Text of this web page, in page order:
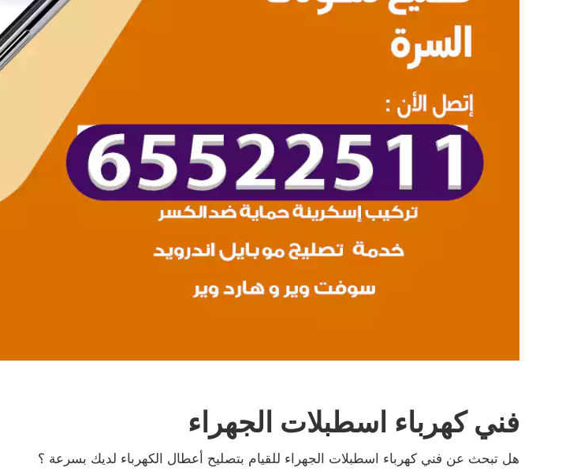
فني كهرباء اسطبلات الجهراء
هل تبحث عن فني كهرباء اسطبلات الجهراء للقيام بتصليح أعطال الكهرباء لديك بسرعة ؟